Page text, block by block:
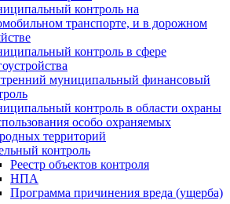
контроль на
транспорте, и в дорожном
контроль в сфере
муниципальный финансовый
контроль в области охраны
особо охраняемых
территорий
контроль
Реестр объектов контроля
НПА
Программа причинения вреда (ущерба)